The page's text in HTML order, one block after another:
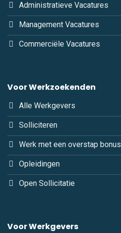
Administratieve Vacatures
Management Vacatures
Commerciële Vacatures
Voor Werkzoekenden
Alle Werkgevers
Solliciteren
Werk met een overstap bonus
Opleidingen
Open Sollicitatie
Voor Werkgevers